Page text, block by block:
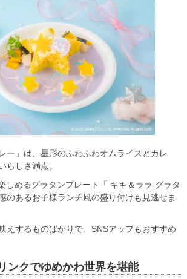
ー」は、星形のふわふわオムライスとカレ
らしさ満点。
しめるグラタンプレート「 キキ＆ララ グラタ
のあるお子様ランチ風の盛り付けも見逃せま
えするものばかりで、SNSアップもおすすめ
ンクでゆめかわ世界を堪能